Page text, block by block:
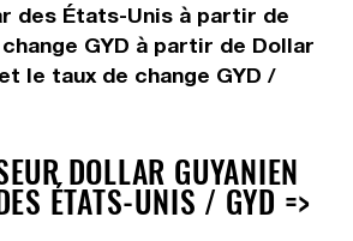
des États-Unis à partir de
GYD à partir de Dollar
le taux de change GYD /
DOLLAR GUYANIEN
ÉTATS-UNIS / GYD =>